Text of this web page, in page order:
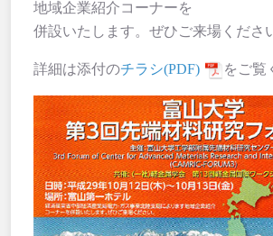
地域企業紹介コーナーを
併設いたします。ぜひご来場くださ
詳細は添付のチラシ(PDF) をご覧